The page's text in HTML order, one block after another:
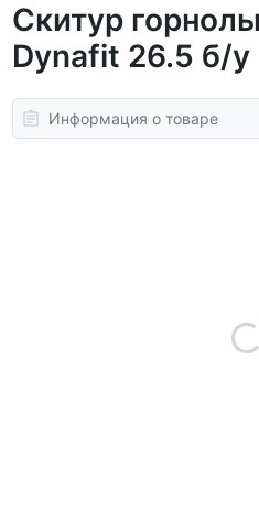
Скитур
Dynafit 26.5 б/у
Информация о товаре